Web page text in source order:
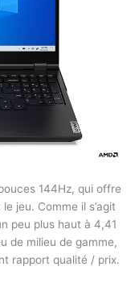
144Hz, qui offre
jeu. Comme il s’agit
peu plus haut à 4,41
de milieu de gamme,
rapport qualité / prix.